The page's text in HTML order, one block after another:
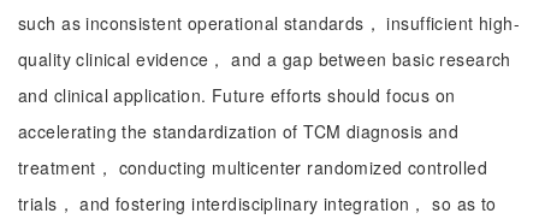
such as inconsistent operational standards， insufficient high-
quality clinical evidence， and a gap between basic research
and clinical application. Future efforts should focus on
accelerating the standardization of TCM diagnosis and
treatment， conducting multicenter randomized controlled
trials， and fostering interdisciplinary integration， so as to